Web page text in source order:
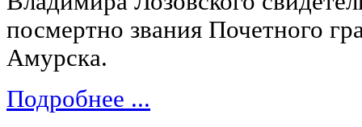
посмертно звания Почетного
Амурска.
Подробнее ...